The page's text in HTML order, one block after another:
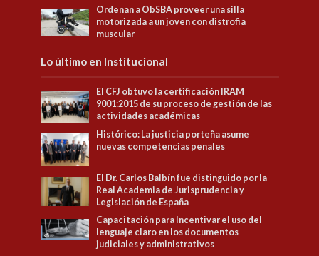
Ordenan a ObSBA proveer una silla
motorizada a un joven con distrofia
muscular
Lo último en Institucional
El CFJ obtuvo la certificación IRAM
9001:2015 de su proceso de gestión de las
actividades académicas
Histórico: La justicia porteña asume
nuevas competencias penales
El Dr. Carlos Balbín fue distinguido por la
Real Academia de Jurisprudencia y
Legislación de España
Capacitación para Incentivar el uso del
lenguaje claro en los documentos
judiciales y administrativos